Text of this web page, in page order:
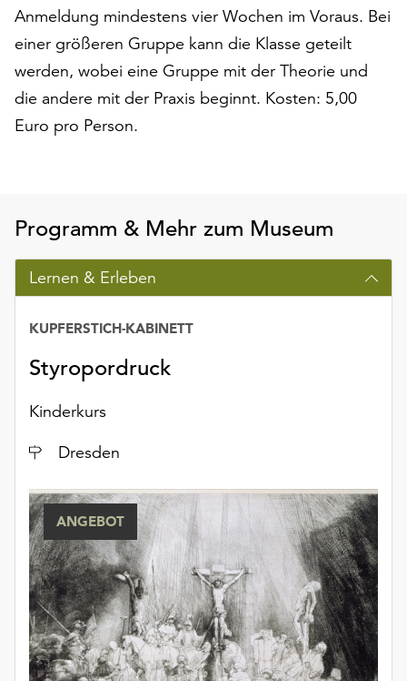
Anmeldung mindestens vier Wochen im Voraus. Bei
einer größeren Gruppe kann die Klasse geteilt
werden, wobei eine Gruppe mit der Theorie und
die andere mit der Praxis beginnt. Kosten: 5,00
Euro pro Person.
Programm & Mehr zum Museum
Lernen & Erleben
Styropordruck
KUPFERSTICH-KABINETT
Kinderkurs
Ort
Dresden
ANGEBOT